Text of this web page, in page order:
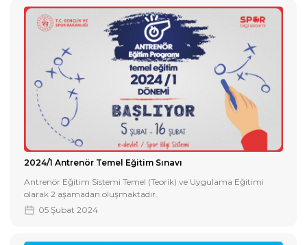
2024/1 Antrenör Temel Eğitim Sınavı
Antrenör Eğitim Sistemi Temel (Teorik) ve Uygulama Eğitimi
olarak 2 aşamadan oluşmaktadır.
05 Şubat 2024